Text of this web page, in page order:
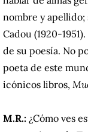
nombre y apellido;
Cadou (1920-
de su poesía. No
poeta de este
icónicos libros,
M.R.: ¿Cómo ves